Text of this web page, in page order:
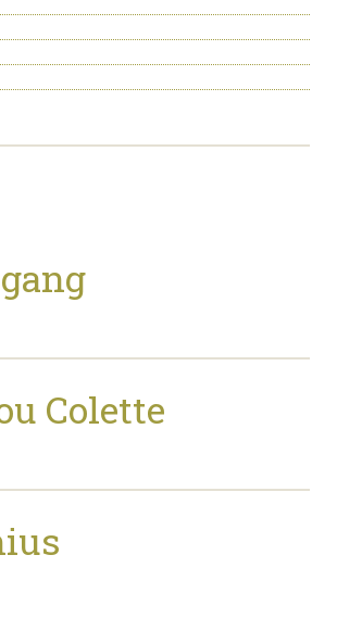
Colette